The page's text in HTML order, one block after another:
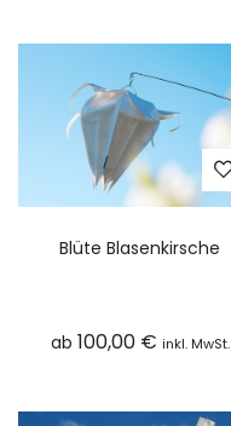
Blüte Blasenkirsche
ab 100,00 € inkl. MwSt.